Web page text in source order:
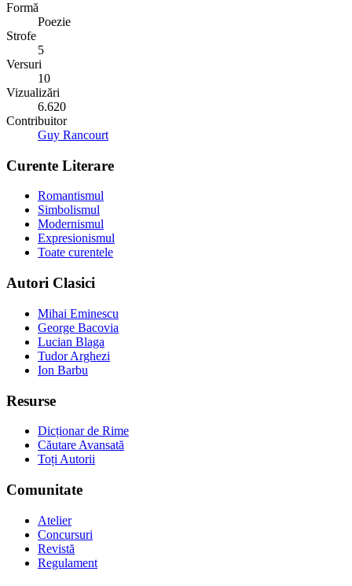
Formă
Poezie
Strofe
5
Versuri
10
Vizualizări
6.620
Contribuitor
Guy Rancourt
Curente Literare
Romantismul
Simbolismul
Modernismul
Expresionismul
Toate curentele
Autori Clasici
Mihai Eminescu
George Bacovia
Lucian Blaga
Tudor Arghezi
Ion Barbu
Resurse
Dicționar de Rime
Căutare Avansată
Toți Autorii
Comunitate
Atelier
Concursuri
Revistă
Regulament